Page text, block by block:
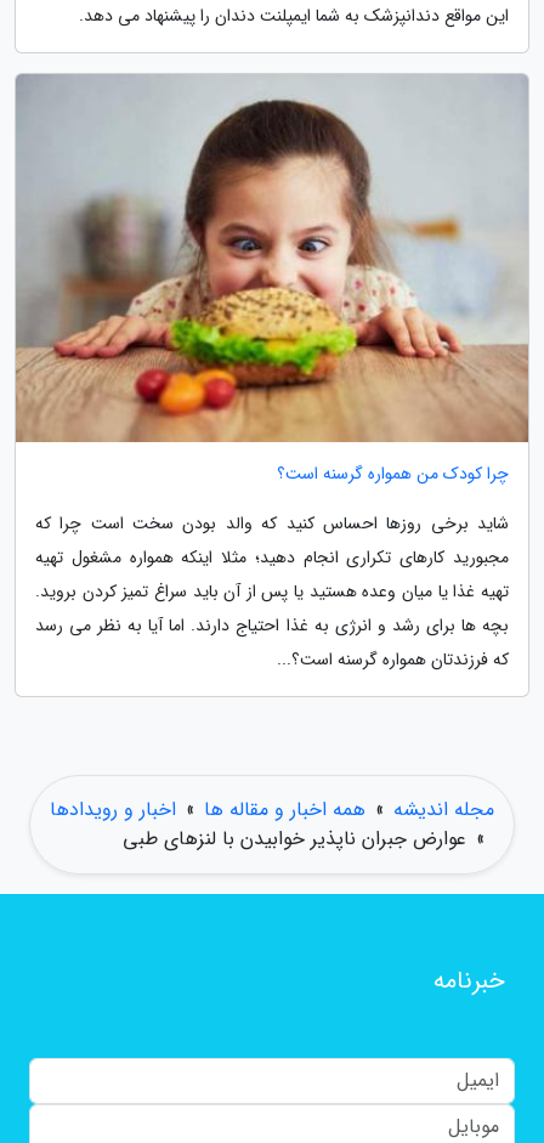
این مواقع دندانپزشک به شما ایمپلنت دندان را پیشنهاد می دهد.
چرا کودک من همواره گرسنه است؟
شاید برخی روزها احساس کنید که والد بودن سخت است چرا که
مجبورید کارهای تکراری انجام دهید؛ مثلا اینکه همواره مشغول تهیه
تهیه غذا یا میان وعده هستید یا پس از آن باید سراغ تمیز کردن بروید.
بچه ها برای رشد و انرژی به غذا احتیاج دارند. اما آیا به نظر می رسد
که فرزندتان همواره گرسنه است؟...
مجله اندیشه » همه اخبار و مقاله ها » اخبار و رویدادها
» عوارض جبران ناپذیر خوابیدن با لنزهای طبی
خبرنامه